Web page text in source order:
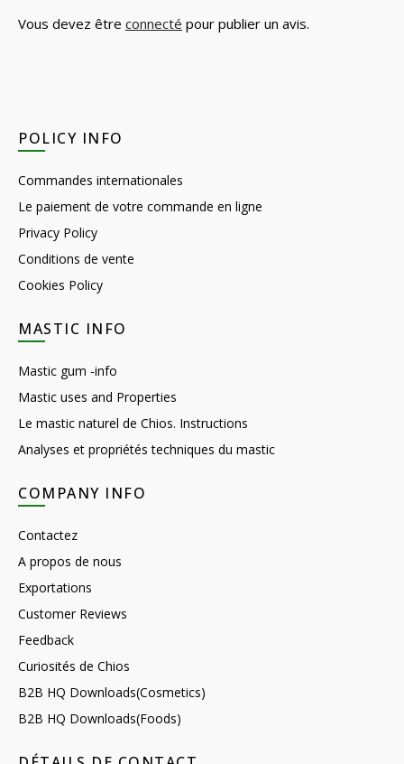
Vous devez être connecté pour publier un avis.
POLICY INFO
Commandes internationales
Le paiement de votre commande en ligne
Privacy Policy
Conditions de vente
Cookies Policy
MASTIC INFO
Mastic gum -info
Mastic uses and Properties
Le mastic naturel de Chios. Instructions
Analyses et propriétés techniques du mastic
COMPANY INFO
Contactez
A propos de nous
Exportations
Customer Reviews
Feedback
Curiosités de Chios
B2B HQ Downloads(Cosmetics)
B2B HQ Downloads(Foods)